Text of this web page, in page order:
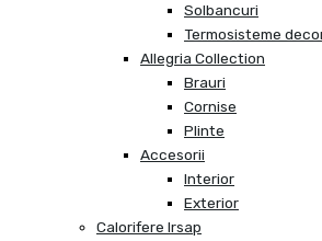
Solbancuri
Termosisteme
Allegria Collection
Brauri
Cornise
Plinte
Accesorii
Interior
Exterior
Calorifere Irsap